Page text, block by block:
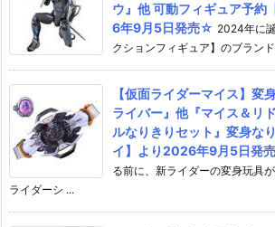
ウ』他 可動フィギュア予約
6年9月5日発売☆ 2024年に
クションフィギュア】のブラン
【仮面ライダーマイス】変
ライバー』他『マイス＆リ
ルなりきりセット』変身な
イ】より2026年9月5日発
る前に、新ライダーの変身玩具
ライダーシ ...